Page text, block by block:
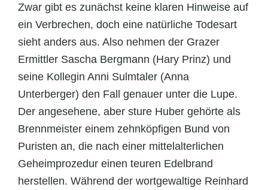
Zwar gibt es zunächst keine klaren Hinweise auf
ein Verbrechen, doch eine natürliche Todesart
sieht anders aus. Also nehmen der Grazer
Ermittler Sascha Bergmann (Hary Prinz) und
seine Kollegin Anni Sulmtaler (Anna
Unterberger) den Fall genauer unter die Lupe.
Der angesehene, aber sture Huber gehörte als
Brennmeister einem zehnköpfigen Bund von
Puristen an, die nach einer mittelalterlichen
Geheimprozedur einen teuren Edelbrand
herstellen. Während der wortgewaltige Reinhard